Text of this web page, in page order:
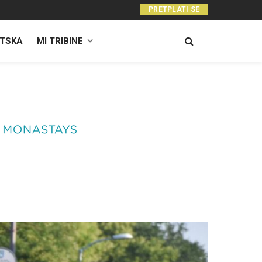
PRETPLATI SE
MI TRIBINE